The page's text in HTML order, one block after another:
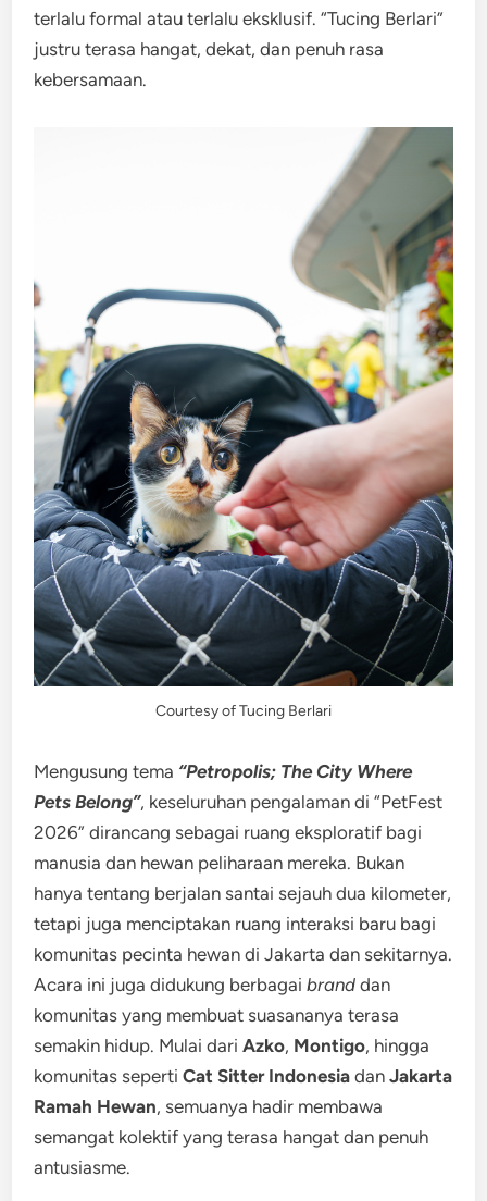
terlalu formal atau terlalu eksklusif. “Tucing Berlari”
justru terasa hangat, dekat, dan penuh rasa
kebersamaan.
Courtesy of Tucing Berlari
Mengusung tema “Petropolis; The City Where
Pets Belong”, keseluruhan pengalaman di “PetFest
2026” dirancang sebagai ruang eksploratif bagi
manusia dan hewan peliharaan mereka. Bukan
hanya tentang berjalan santai sejauh dua kilometer,
tetapi juga menciptakan ruang interaksi baru bagi
komunitas pecinta hewan di Jakarta dan sekitarnya.
Acara ini juga didukung berbagaibrand dan
komunitas yang membuat suasananya terasa
semakin hidup. Mulai dariAzko, Montigo, hingga
komunitas sepertiCat Sitter Indonesia danJakarta
Ramah Hewan, semuanya hadir membawa
semangat kolektif yang terasa hangat dan penuh
antusiasme.